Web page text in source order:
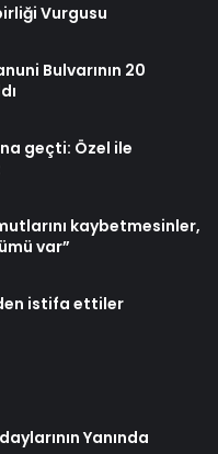
Vurgusu
Bulvarının 20
geçti: Özel ile
kaybetmesinler,
var”
istifa ettiler
Yanında